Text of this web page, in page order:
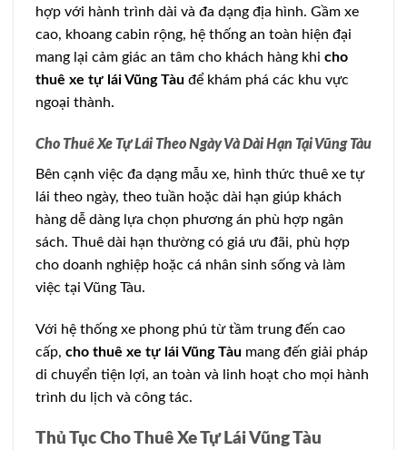
hợp với hành trình dài và đa dạng địa hình. Gầm xe
cao, khoang cabin rộng, hệ thống an toàn hiện đại
mang lại cảm giác an tâm cho khách hàng khi cho
thuê xe tự lái Vũng Tàu để khám phá các khu vực
ngoại thành.
Cho Thuê Xe Tự Lái Theo Ngày Và Dài Hạn Tại Vũng Tàu
Bên cạnh việc đa dạng mẫu xe, hình thức thuê xe tự
lái theo ngày, theo tuần hoặc dài hạn giúp khách
hàng dễ dàng lựa chọn phương án phù hợp ngân
sách. Thuê dài hạn thường có giá ưu đãi, phù hợp
cho doanh nghiệp hoặc cá nhân sinh sống và làm
việc tại Vũng Tàu.
Với hệ thống xe phong phú từ tầm trung đến cao
cấp, cho thuê xe tự lái Vũng Tàu mang đến giải pháp
di chuyển tiện lợi, an toàn và linh hoạt cho mọi hành
trình du lịch và công tác.
Thủ Tục Cho Thuê Xe Tự Lái Vũng Tàu